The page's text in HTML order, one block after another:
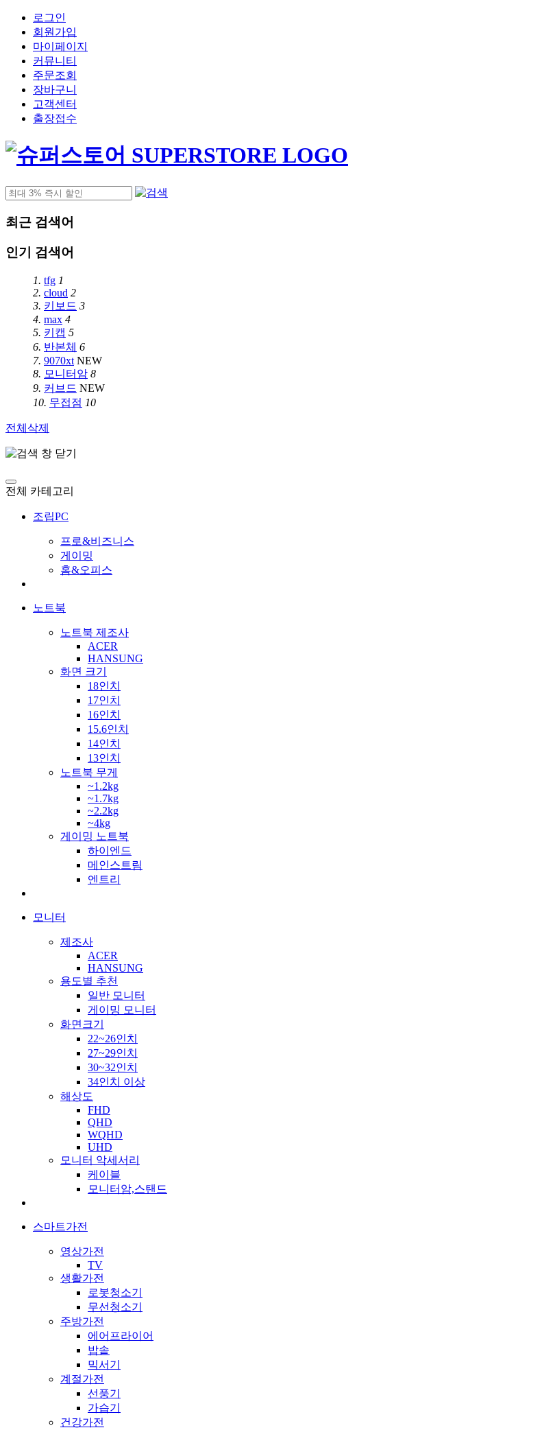
로그인
회원가입
마이페이지
커뮤니티
주문조회
장바구니
고객센터
출장접수
최근 검색어
인기 검색어
1. tfg 1
2. cloud 2
3. 키보드 3
4. max 4
5. 키캡 5
6. 반본체 6
7. 9070xt NEW
8. 모니터암 8
9. 커브드 NEW
10. 무접점 10
전체삭제
전체 카테고리
조립PC
프로&비즈니스
게이밍
홈&오피스
노트북
노트북 제조사
ACER
HANSUNG
화면 크기
18인치
17인치
16인치
15.6인치
14인치
13인치
노트북 무게
~1.2kg
~1.7kg
~2.2kg
~4kg
게이밍 노트북
하이엔드
메인스트림
엔트리
모니터
제조사
ACER
HANSUNG
용도별 추천
일반 모니터
게이밍 모니터
화면크기
22~26인치
27~29인치
30~32인치
34인치 이상
해상도
FHD
QHD
WQHD
UHD
모니터 악세서리
케이블
모니터암,스탠드
스마트가전
영상가전
TV
생활가전
로봇청소기
무선청소기
주방가전
에어프라이어
밥솥
믹서기
계절가전
선풍기
가습기
건강가전